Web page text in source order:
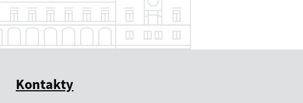
Kontakty